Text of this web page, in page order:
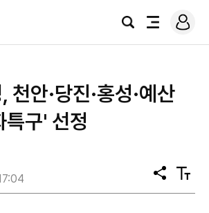
검
전
로
그
천안·당진·홍성·예산
특구' 선정
공
유
텍
스